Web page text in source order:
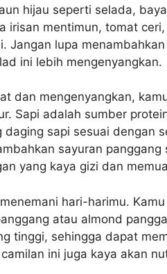
hijau seperti selada,
irisan mentimun, tomat
Jangan lupa
ini lebih mengenyangkan.
dan mengenyangkan,
Sapi adalah sumber
sapi sesuai dengan
sayuran panggang
yang kaya gizi dan
hari-harimu.
atau almond
tinggi, sehingga dapat
ini juga kaya akan